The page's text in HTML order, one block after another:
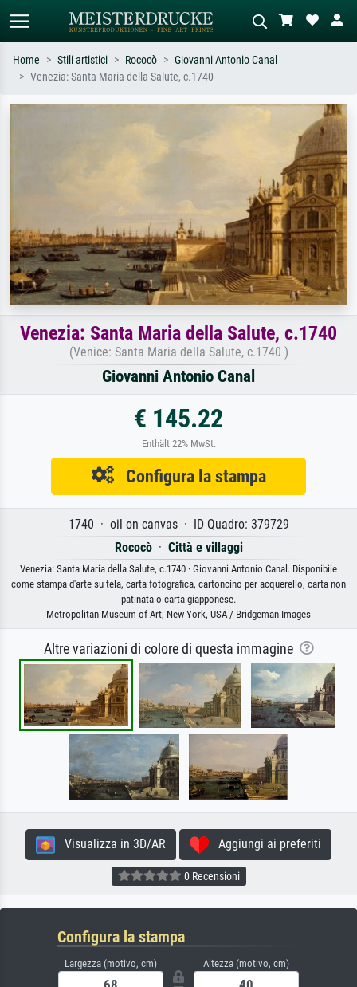
Descrivi la scena – es. prato verde,
astratto con molto rosso, dipinto a
olio scuro, nudo in piedi vicino a un
Home Stili artistici Rococò
Giovanni Antonio Canal
Venezia: Santa Maria della Salute, c.1740
Venezia: Santa Maria della Salute, c.1740
(Venice: Santa Maria della Salute, c.1740 )
Giovanni Antonio Canal
€ 145.22
Enthält 22% MwSt.
Configura la stampa
1740 · oil on canvas · ID Quadro: 379729
Rococò· Città e villaggi
Venezia: Santa Maria della Salute, c.1740 · Giovanni Antonio Canal. Disponibile
come stampa d'arte su tela, carta fotografica, cartoncino per acquerello, carta non
patinata o carta giapponese.
Metropolitan Museum of Art, New York, USA / Bridgeman Images
Altre variazioni di colore di questa immagine
Visualizza in 3D/AR Aggiungi ai preferiti
0 Recensioni
Configura la stampa
Largezza (motivo, cm) Altezza (motivo, cm)